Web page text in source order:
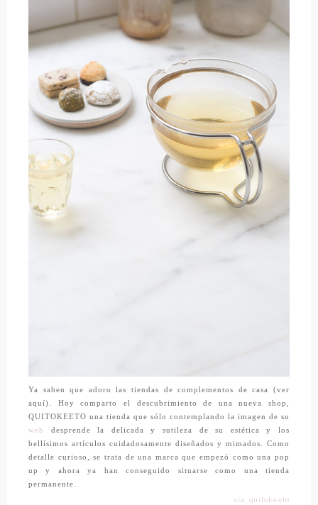
Ya saben que adoro las tiendas de complementos de casa (ver
aquí). Hoy comparto el descubrimiento de una nueva shop,
QUITOKEETO una tienda que sólo contemplando la imagen de su
web
desprende la delicada y sutileza de su estética y los
bellísimos artículos cuidadosamente diseñados y mimados. Como
detalle curioso, se trata de una marca que empezó como una pop
up y ahora ya han conseguido situarse como una tienda
permanente.
vía: quitokeeto